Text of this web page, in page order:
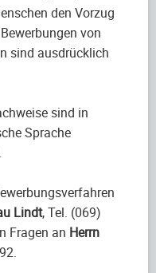
den Vorzug
von
sind ausdrücklich
sind in
Sprache
Lindt, Tel. (069)
Fragen an Herrn